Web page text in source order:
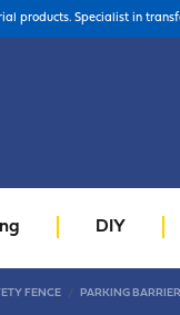
products. Specialist in
DIY
FENCE PARKING